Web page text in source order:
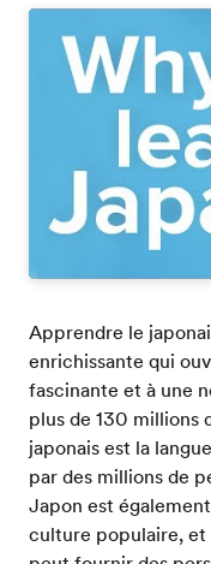
Apprendre le
enrichissante qui
fascinante et à une
plus de 130 millions
japonais est la
par des millions de
Japon est
culture populaire, et